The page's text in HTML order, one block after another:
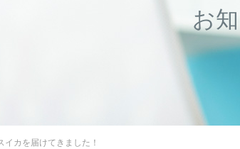
お
イカを届けてきました！